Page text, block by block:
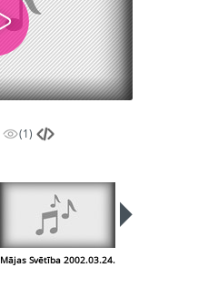
(1)
Mājas Svētība 2002.03.24.